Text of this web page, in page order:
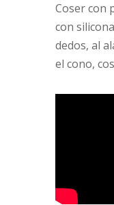
Coser con
con
dedos, al
el cono,